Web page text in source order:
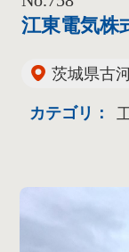
江東電気株
茨城県古
カテゴリ：